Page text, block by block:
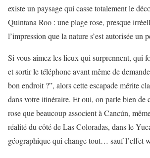
existe un paysage qui casse totalement le
Quintana Roo : une plage rose, presque
l’impression que la nature s’est autorisée un
Si vous aimez les lieux qui surprennent, qui
et sortir le téléphone avant même de
bon endroit ?”, alors cette escapade mérite
dans votre itinéraire. Et oui, on parle bien de
rose que beaucoup associent à Cancún,
réalité du côté de Las Coloradas, dans le
géographique qui change tout… sauf l’effet